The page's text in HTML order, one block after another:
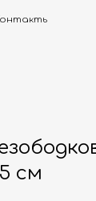
+7 (495) 782-
см